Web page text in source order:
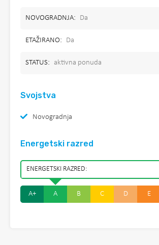
NOVOGRADNJA: Da
ETAŽIRANO: Da
STATUS: aktivna ponuda
Svojstva
Novogradnja
Energetski razred
ENERGETSKI RAZRED:
A+ A B C D E